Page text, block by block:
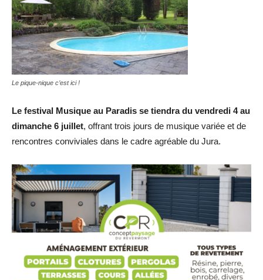
Le pique-nique c’est ici !
Le festival Musique au Paradis se tiendra du vendredi 4 au
dimanche 6 juillet, offrant trois jours de musique variée et de
rencontres conviviales dans le cadre agréable du Jura.